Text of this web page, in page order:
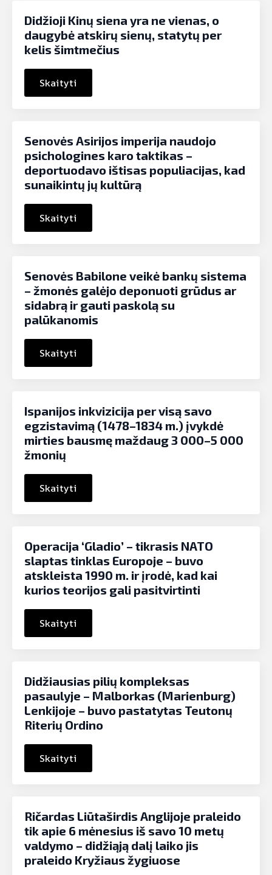
Didžioji Kinų siena yra ne vienas, o
daugybė atskirų sienų, statytų per
kelis šimtmečius
Skaityti
Senovės Asirijos imperija naudojo
psichologines karo taktikas –
deportuodavo ištisas populiacijas, kad
sunaikintų jų kultūrą
Skaityti
Senovės Babilone veikė bankų sistema
– žmonės galėjo deponuoti grūdus ar
sidabrą ir gauti paskolą su
palūkanomis
Skaityti
Ispanijos inkvizicija per visą savo
egzistavimą (1478–1834 m.) įvykdė
mirties bausmę maždaug 3 000–5 000
žmonių
Skaityti
Operacija ‘Gladio’ – tikrasis NATO
slaptas tinklas Europoje – buvo
atskleista 1990 m. ir įrodė, kad kai
kurios teorijos gali pasitvirtinti
Skaityti
Didžiausias pilių kompleksas
pasaulyje – Malborkas (Marienburg)
Lenkijoje – buvo pastatytas Teutonų
Riterių Ordino
Skaityti
Ričardas Liūtaširdis Anglijoje praleido
tik apie 6 mėnesius iš savo 10 metų
valdymo – didžiąją dalį laiko jis
praleido Kryžiaus žygiuose